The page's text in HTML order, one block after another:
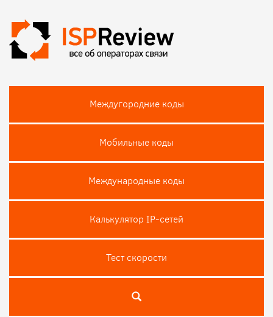
Междугородние коды
Мобильные коды
Международные коды
Калькулятор IP-сетей
Тест скороcти